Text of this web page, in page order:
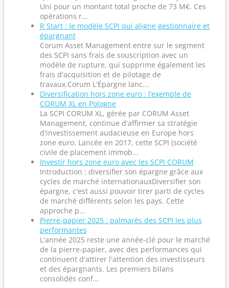
Uni pour un montant total proche de 73 M€. Ces
opérations r...
R Start : le modèle SCPI qui aligne gestionnaire et
épargnant
Corum Asset Management entre sur le segment
des SCPI sans frais de souscription avec un
modèle de rupture, qui supprime également les
frais d'acquisition et de pilotage de
travaux.Corum L'Épargne lanc...
Diversification hors zone euro : l’exemple de
CORUM XL en Pologne
La SCPI CORUM XL, gérée par CORUM Asset
Management, continue d'affirmer sa stratégie
d'investissement audacieuse en Europe hors
zone euro. Lancée en 2017, cette SCPI (société
civile de placement immob...
Investir hors zone euro avec les SCPI CORUM
Introduction : diversifier son épargne grâce aux
cycles de marché internationauxDiversifier son
épargne, c'est aussi pouvoir tirer parti de cycles
de marché différents selon les pays. Cette
approche p...
Pierre-papier 2025 : palmarès des SCPI les plus
performantes
L'année 2025 reste une année-clé pour le marché
de la pierre-papier, avec des performances qui
continuent d'attirer l'attention des investisseurs
et des épargnants. Les premiers bilans
consolidés conf...